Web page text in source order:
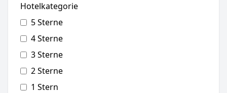
Hotelkategorie
5 Sterne
4 Sterne
3 Sterne
2 Sterne
1 Stern